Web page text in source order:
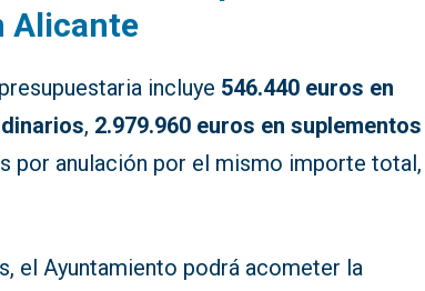
Alicante
incluye 546.440 euros en
, 2.979.960 euros en suplementos
por anulación por el mismo importe total,
el Ayuntamiento podrá acometer la